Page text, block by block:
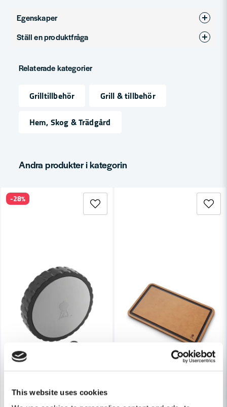
This website uses cookies
Egenskaper
Produkttyp
Ställ en produktfråga
Fråga oss något om denna produkten...
Namn
Ja, ni får publicera min fråga
Skicka fråga
Relaterade kategorier
Grilltillbehör
Grill & tillbehör
Hem, Skog & Trädgård
Andra produkter i kategorin
-28%